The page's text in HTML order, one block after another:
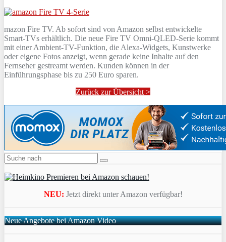
mazon Fire TV. Ab sofort sind von Amazon selbst entwickelte
Smart-TVs erhältlich. Die neue Fire TV Omni-QLED-Serie kommt
mit einer Ambient-TV-Funktion, die Alexa-Widgets, Kunstwerke
oder eigene Fotos anzeigt, wenn gerade keine Inhalte auf den
Fernseher gestreamt werden. Kunden können in der
Einführungsphase bis zu 250 Euro sparen.
Zurück zur Übersicht >
NEU: Jetzt direkt unter Amazon verfügbar!
Neue Angebote bei Amazon Video